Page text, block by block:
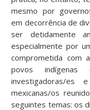
mesmo por
em decorrência de
ser detidamente
especialmente por
comprometida com
povos
investigadoras/es
mexicanas/os
seguintes temas: os